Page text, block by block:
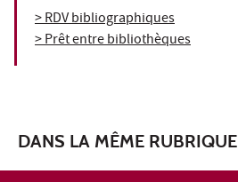
> RDV bibliographiques
> Prêt entre bibliothèques
DANS LA MÊME RUBRIQUE